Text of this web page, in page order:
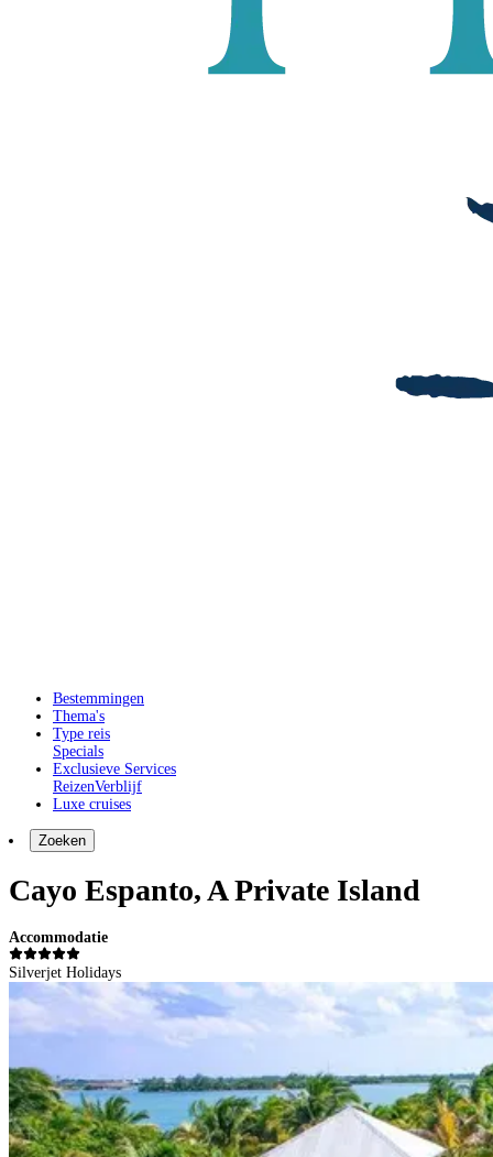
Bestemmingen
Thema's
Type reis
Specials
Exclusieve Services
ReizenVerblijf
Luxe cruises
Zoeken
Cayo Espanto, A Private Island
Accommodatie
Silverjet Holidays